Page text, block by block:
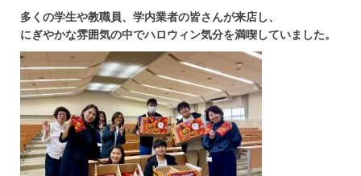
多くの学生や教職員、学内業者の皆さんが来店し、
にぎやかな雰囲気の中でハロウィン気分を満喫していました。